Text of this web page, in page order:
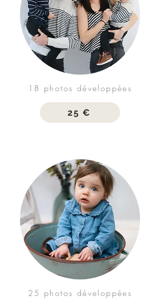
18 photos développées
25 €
25 photos développées